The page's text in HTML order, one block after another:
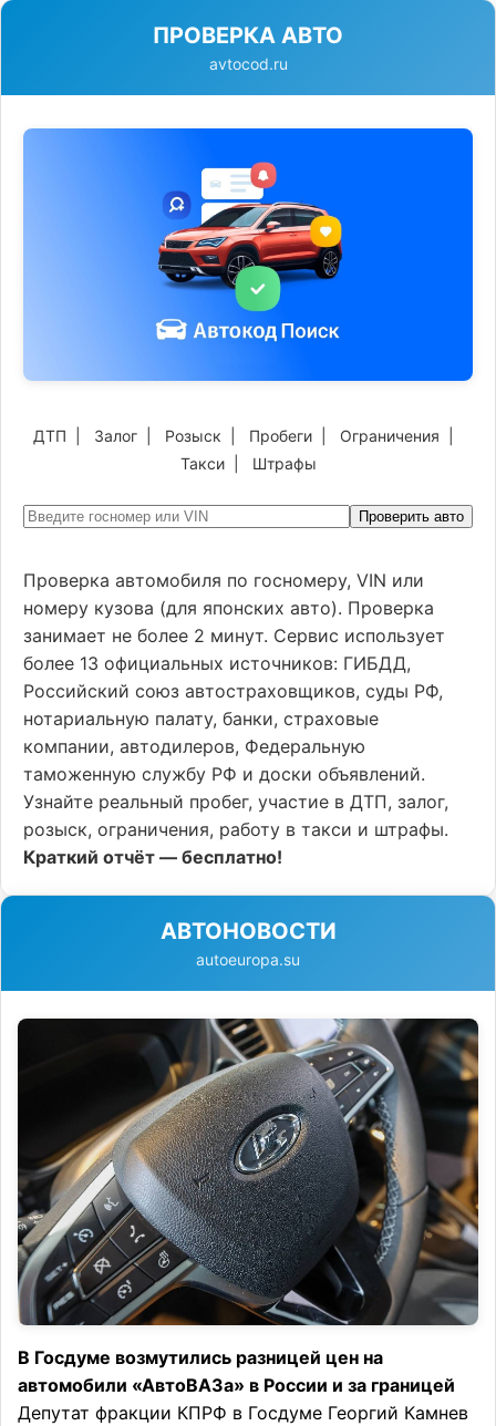
ПРОВЕРКА АВТО
avtocod.ru
ДТП Залог Розыск Пробеги Ограничения
Такси| Штрафы
Проверить авто
Проверка автомобиля по госномеру, VIN или
номеру кузова (для японских авто). Проверка
занимает не более 2 минут. Сервис использует
более 13 официальных источников: ГИБДД,
Российский союз автостраховщиков, суды РФ,
нотариальную палату, банки, страховые
компании, автодилеров, Федеральную
таможенную службу РФ и доски объявлений.
Узнайте реальный пробег, участие в ДТП, залог,
розыск, ограничения, работу в такси и штрафы.
Краткий отчёт — бесплатно!
АВТОНОВОСТИ
autoeuropa.su
В Госдуме возмутились разницей цен на
автомобили «АвтоВАЗа» в России и за границей
Депутат фракции КПРФ в Госдуме Георгий Камнев